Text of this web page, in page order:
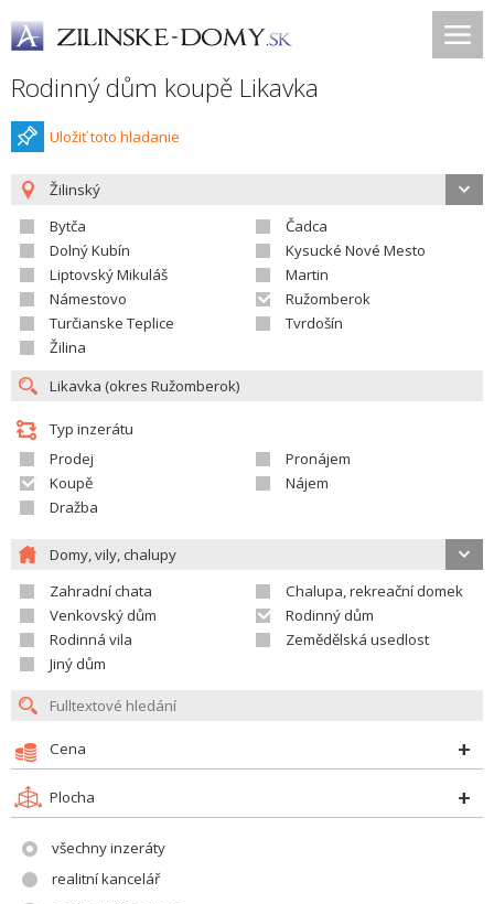
Rodinný dům koupě Likavka
Uložiť toto hladanie
Žilinský
Bytča
Čadca
Dolný Kubín
Kysucké Nové Mesto
Liptovský Mikuláš
Martin
Námestovo
Ružomberok
Turčianske Teplice
Tvrdošín
Žilina
Typ inzerátu
Prodej
Pronájem
Koupě
Nájem
Dražba
Domy, vily, chalupy
Zahradní chata
Chalupa, rekreační domek
Venkovský dům
Rodinný dům
Rodinná vila
Zemědělská usedlost
Jiný dům
Cena
Plocha
všechny inzeráty
realitní kancelář